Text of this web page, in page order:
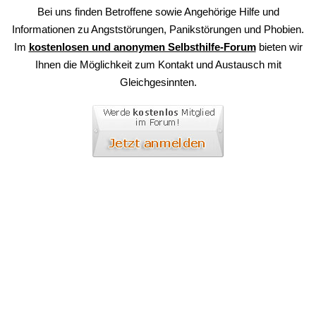
Bei uns finden Betroffene sowie Angehörige Hilfe und
Informationen zu Angststörungen, Panikstörungen und Phobien.
Im kostenlosen und anonymen Selbsthilfe-Forumbieten wir
Ihnen die Möglichkeit zum Kontakt und Austausch mit
Gleichgesinnten.